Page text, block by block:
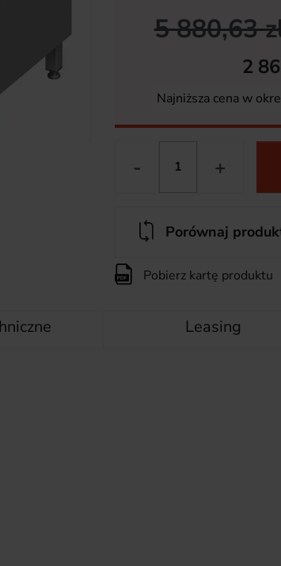
5 880,63
2
Najniższa cena w
- +
Porównaj
Pobierz kartę produktu
Leasing